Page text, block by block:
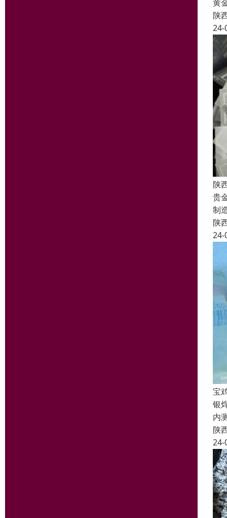
黄
陕
24-
陕
贵
制
陕
24-
宝
银
内
陕
24-